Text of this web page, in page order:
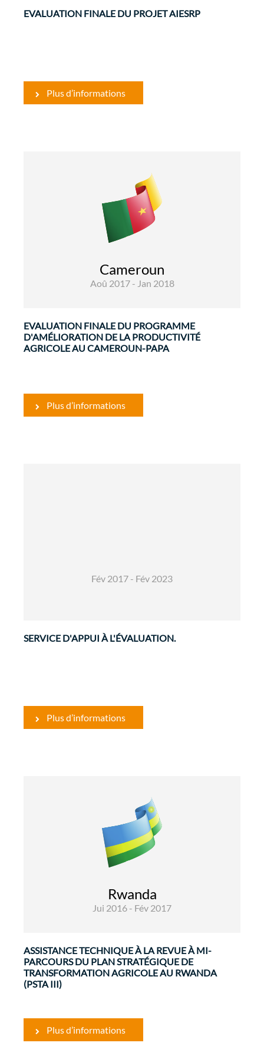
EVALUATION FINALE DU PROJET AIESRP
Plus d’informations
Cameroun
Aoû 2017 - Jan 2018
Développement Rural et Sécurité
Evaluations
Cameroun-PAPA (FED/2010/021-465) a été
signée le 16/02/2011 et sa mise en œuvre
EVALUATION FINALE DU PROGRAMME
D'AMÉLIORATION DE LA PRODUCTIVITÉ
AGRICOLE AU CAMEROUN-PAPA
Plus d’informations
Fév 2017 - Fév 2023
SERVICE D'APPUI À L'ÉVALUATION.
Plus d’informations
Rwanda
Jui 2016 - Fév 2017
Développement Rural et Sécurité
Evaluations
élaboré et mis en œuvre trois plans stratégiques
consécutifs pour la transformation ...
ASSISTANCE TECHNIQUE À LA REVUE À MI-
PARCOURS DU PLAN STRATÉGIQUE DE
TRANSFORMATION AGRICOLE AU RWANDA
(PSTA III)
Plus d’informations